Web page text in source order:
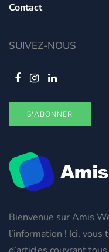
Bienvenue sur Amis
l’information ! Ici, vous
Contact
SUIVEZ-NOUS
S'ABONNER